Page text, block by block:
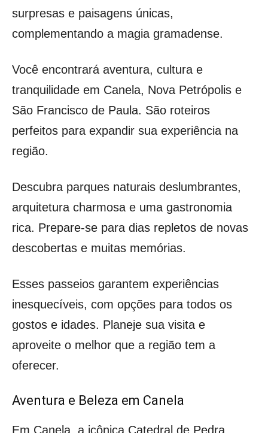
surpresas e paisagens únicas,
complementando a magia gramadense.
Você encontrará aventura, cultura e
tranquilidade em Canela, Nova Petrópolis e
São Francisco de Paula. São roteiros
perfeitos para expandir sua experiência na
região.
Descubra parques naturais deslumbrantes,
arquitetura charmosa e uma gastronomia
rica. Prepare-se para dias repletos de novas
descobertas e muitas memórias.
Esses passeios garantem experiências
inesquecíveis, com opções para todos os
gostos e idades. Planeje sua visita e
aproveite o melhor que a região tem a
oferecer.
Aventura e Beleza em Canela
Em Canela, a icônica Catedral de Pedra